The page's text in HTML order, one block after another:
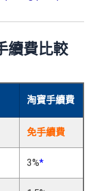
續費比較
淘寶手續費
免手續費
3%*